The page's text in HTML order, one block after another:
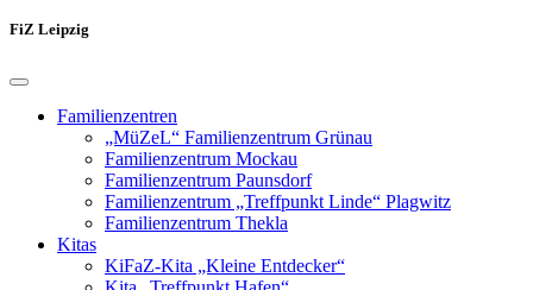
FiZ Leipzig
Familienzentren
„MüZeL“ Familienzentrum Grünau
Familienzentrum Mockau
Familienzentrum Paunsdorf
Familienzentrum „Treffpunkt Linde“ Plagwitz
Familienzentrum Thekla
Kitas
KiFaZ-Kita „Kleine Entdecker“